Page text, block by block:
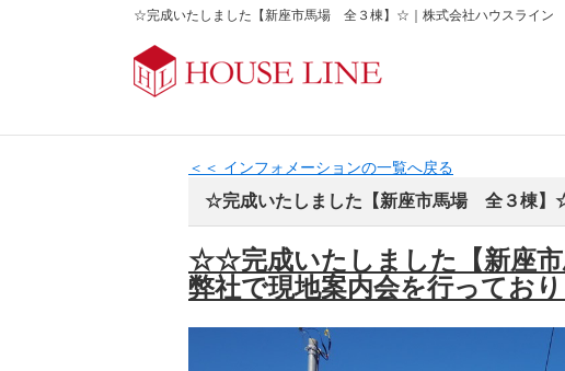
☆完成いたしました【新座市馬場 全３棟】☆｜株式会社ハウスライン
＜＜ インフォメーションの一覧へ戻る
☆完成いたしました【新座市馬場 全３棟
☆☆完成いたしました【新座
弊社で現地案内会を行ってお